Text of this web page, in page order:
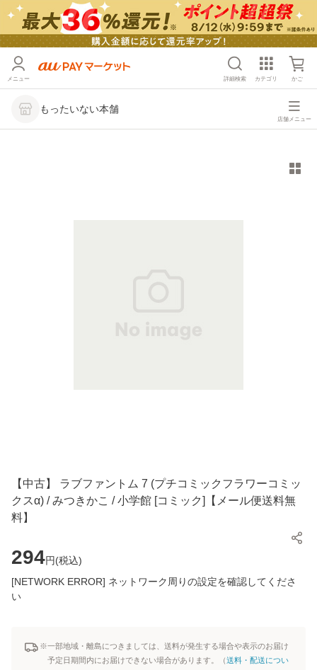
メニュー 詳細検索 カテゴリ かご
もったいない本舗
店舗メニュー
【中古】 ラブファントム 7 (プチコミックフラワーコミッ
クスα) / みつきかこ / 小学館 [コミック]【メール便送料無
料】
294円(税込)
[NETWORK ERROR] ネットワーク周りの設定を確認してくださ
い
※一部地域・離島につきましては、送料が発生する場合や表示のお届け
予定日期間内にお届けできない場合があります。（送料・配送につい